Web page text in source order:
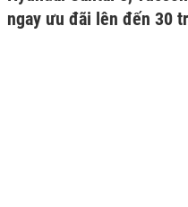
ngay ưu đãi lên đến 30